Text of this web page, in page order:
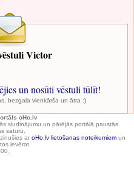
Victor
un nosūti vēstuli tūlīt!
bezgala vienkārša un ātra :)
oHo.lv
sludinājumu un pārējās portālā paustās
saturu.
ar oHo.lv lietošanas noteikumiemun
ievērot.